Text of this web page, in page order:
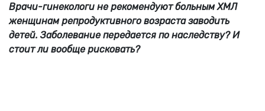
Врачи-гинекологи не рекомендуют больным ХМЛ
женщинам репродуктивного возраста заводить
детей. Заболевание передается по наследству? И
стоит ли вообще рисковать?